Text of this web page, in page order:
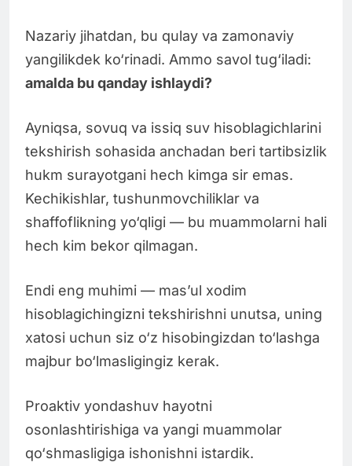
Nazariy jihatdan, bu qulay va zamonaviy
yangilikdek ko‘rinadi. Ammo savol tug‘iladi:
amalda bu qanday ishlaydi?
Ayniqsa, sovuq va issiq suv hisoblagichlarini
tekshirish sohasida anchadan beri tartibsizlik
hukm surayotgani hech kimga sir emas.
Kechikishlar, tushunmovchiliklar va
shaffoflikning yo‘qligi — bu muammolarni hali
hech kim bekor qilmagan.
Endi eng muhimi — mas’ul xodim
hisoblagichingizni tekshirishni unutsa, uning
xatosi uchun siz o‘z hisobingizdan to‘lashga
majbur bo‘lmasligingiz kerak.
Proaktiv yondashuv hayotni
osonlashtirishiga va yangi muammolar
qo‘shmasligiga ishonishni istardik.